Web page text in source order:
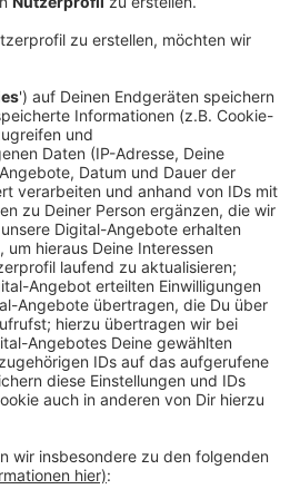
hatten dem Ehepaar
und Schwiegertochter
verursacht haben, in U-Haft
Kaution freikommen. Das
und Schmuck im
Kurz danach kontrollierte der
ein Auto und fand
Kissenbezug unter dem
konnte das nicht schlüssig
der Zoll das Gold
ist es über 340.000 Euro
bekommt das Ehepaar
24.07.2025 15:27